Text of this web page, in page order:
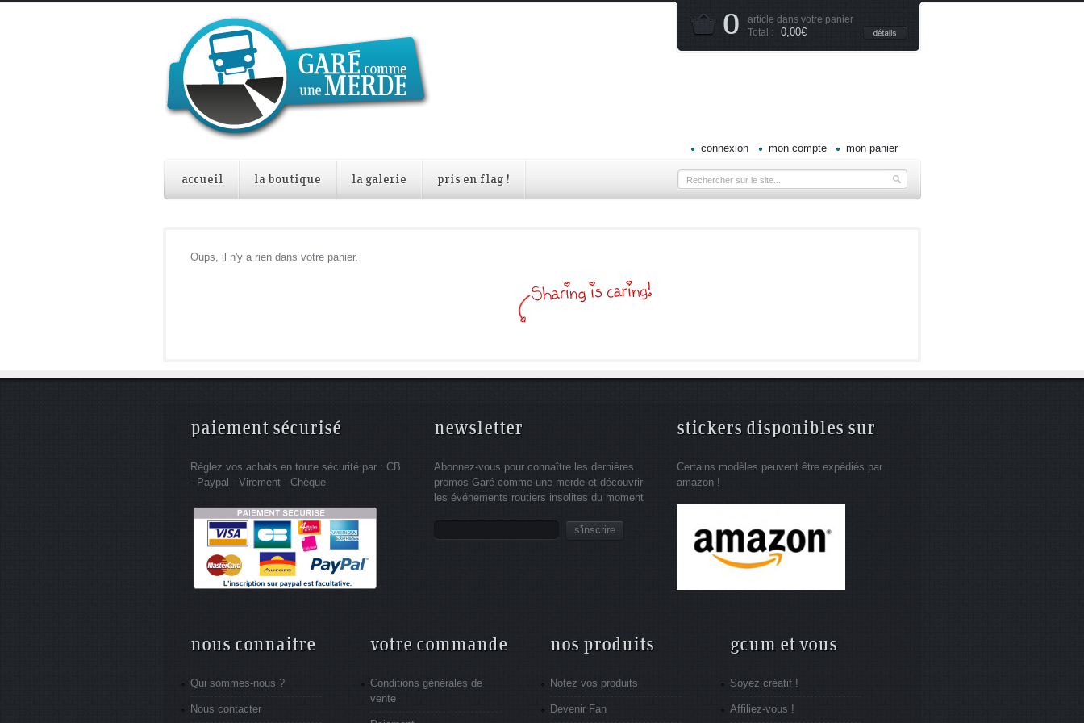
connexion mon compte mon panier
0
article dans votre panier
Total : 0,00€
accueil la boutique la galerie pris en flag !
Oups, il n'y a rien dans votre panier.
paiement sécurisé
Réglez vos achats en toute sécurité par : CB
- Paypal - Virement - Chèque
newsletter
Abonnez-vous pour connaître les dernières
promos Garé comme une merde et découvrir
les événements routiers insolites du moment
s'inscrire
stickers disponibles sur
Certains modèles peuvent être expédiés par
amazon !
nous connaitre
Qui sommes-nous ?
Nous contacter
votre commande
Conditions générales de
vente
nos produits
Notez vos produits
Devenir Fan
gcum et vous
Soyez créatif !
Affiliez-vous !